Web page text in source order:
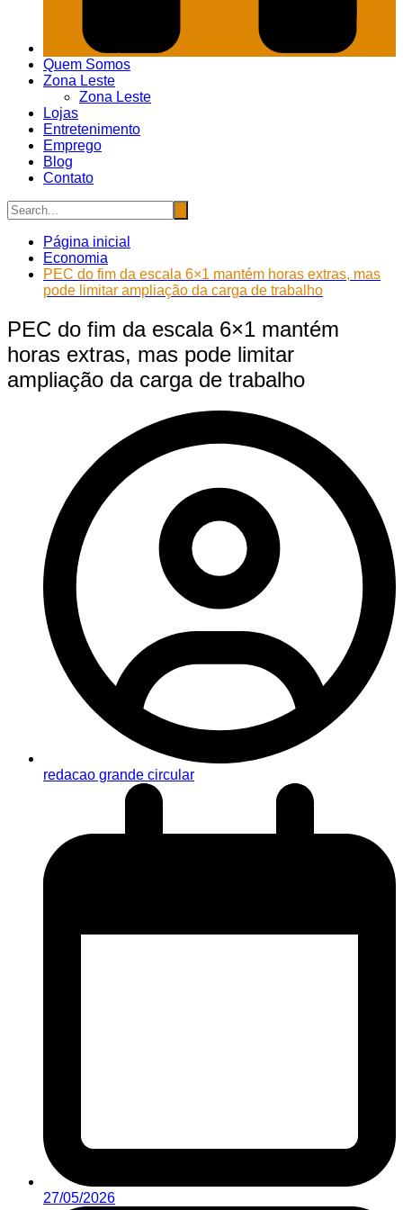
Quem Somos
Zona Leste
Zona Leste
Lojas
Entretenimento
Emprego
Blog
Contato
Página inicial
Economia
PEC do fim da escala 6×1 mantém horas extras, mas
pode limitar ampliação da carga de trabalho
PEC do fim da escala 6×1 mantém
horas extras, mas pode limitar
ampliação da carga de trabalho
redacao grande circular
27/05/2026